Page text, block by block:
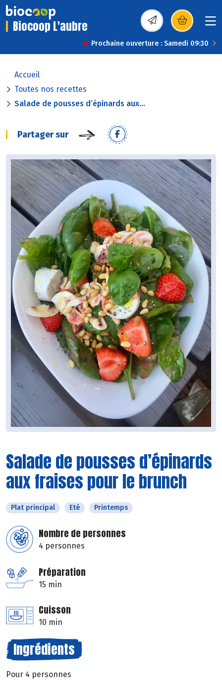
Biocoop L'aubre (s’ouvre dans une
Prochaine ouverture : Samedi 09:30
Accueil
Toutes nos recettes
Salade de pousses d’épinards aux...
Partager sur
Salade de pousses d’épinards
aux fraises pour le brunch
Plat principal Eté Printemps
Nombre de personnes
4 personnes
Préparation
15 min
Cuisson
10 min
Ingrédients
Pour 4 personnes